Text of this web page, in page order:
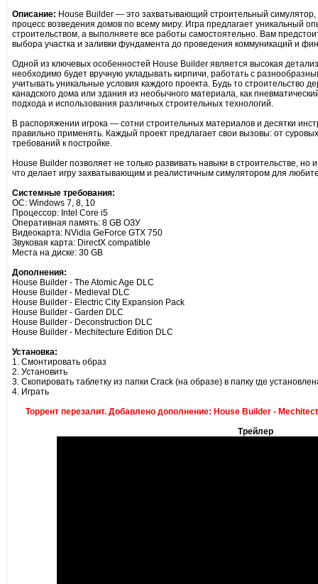
Описание: House Builder — это захватывающий строительный симулятор,
процесс возведения домов по всему миру. Игра предлагает уникальный
строительством, а выполняете все работы самостоятельно. Вам
выбора участка и заливки фундамента до проведения коммуникаций и
Одной из ключевых особенностей House Builder является высокая
необходимо будет вручную укладывать кирпичи, работать с
учитывать уникальные условия каждого проекта. Будь то строительство
канадского дома или здания из необычного материала, как
подхода и использования различных строительных технологий.
В распоряжении игрока — сотни строительных материалов и десятки
правильно применять. Каждый проект предлагает свои вызовы: от
требований к постройке.
House Builder позволяет не только развивать навыки в строительстве, но
что делает игру захватывающим и реалистичным симулятором для
Системные требования:
ОС: Windows 7, 8, 10
Процессор: Intel Core i5
Оперативная память: 8 GB ОЗУ
Видеокарта: NVidia GeForce GTX 750
Звуковая карта: DirectX compatible
Места на диске: 30 GB
Дополнения:
House Builder - The Atomic Age DLC
House Builder - Medieval DLC
House Builder - Electric City Expansion Pack
House Builder - Garden DLC
House Builder - Deconstruction DLC
House Builder - Mechitecture Edition DLC
Установка:
1. Смонтировать образ
2. Установить
3. Скопировать таблетку из папки Crack (на образе) в папку где
4. Играть
Торрент перезалит. Добавлено дополнение: House Builder -
Трейлер